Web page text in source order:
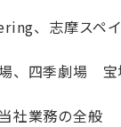
、志摩スペ
、四季劇場 宝
社業務の全般